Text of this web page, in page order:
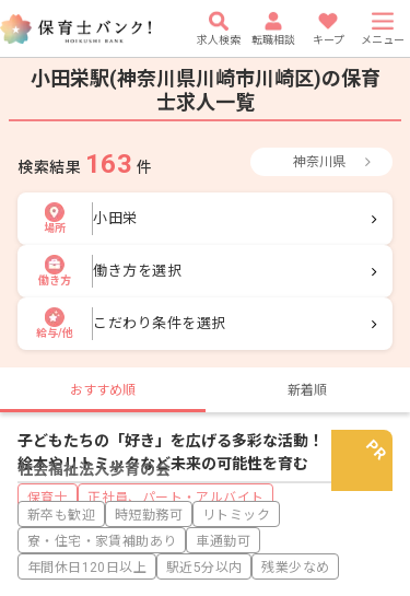
求人検索 転職相談 キープ メニュー
小田栄駅(神奈川県川崎市川崎区)の保育
士求人一覧
検索結果 163 件 神奈川県
場所
小田栄
働き方
働き方を選択
給与/他
こだわり条件を選択
おすすめ順 新着順
社会福祉法人歩育の会
保育士 正社員、パート・アルバイト
子どもたちの「好き」を広げる多彩な活動！
絵本やリトミックなど未来の可能性を育む
新卒も歓迎 時短勤務可
リトミック
寮・住宅・家賃補助あり
車通勤可
年間休日120日以上
駅近5分以内 残業少なめ